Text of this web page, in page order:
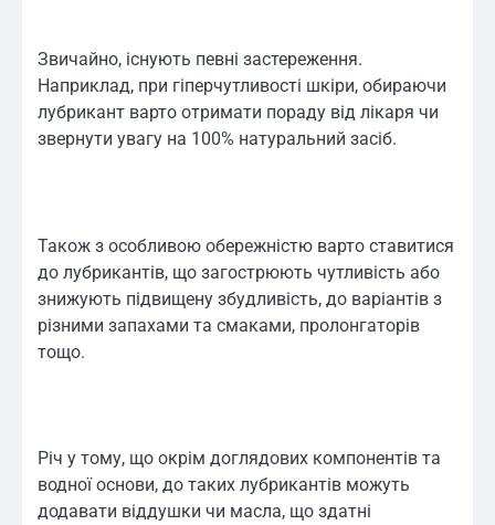
Звичайно, існують певні застереження.
Наприклад, при гіперчутливості шкіри, обираючи
лубрикант варто отримати пораду від лікаря чи
звернути увагу на 100% натуральний засіб.
Також з особливою обережністю варто ставитися
до лубрикантів, що загострюють чутливість або
знижують підвищену збудливість, до варіантів з
різними запахами та смаками, пролонгаторів
тощо.
Річ у тому, що окрім доглядових компонентів та
водної основи, до таких лубрикантів можуть
додавати віддушки чи масла, що здатні